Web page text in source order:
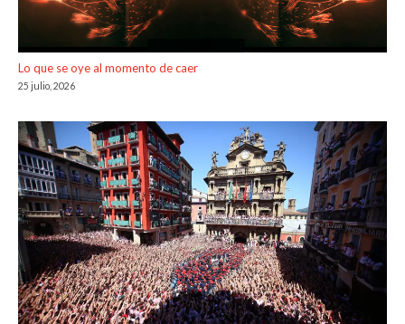
Lo que se oye al momento de caer
25 julio, 2026